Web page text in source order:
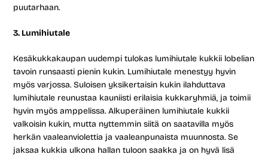
puutarhaan.
3. Lumihiutale
Kesäkukkakaupan uudempi tulokas lumihiutale kukkii lobelian
tavoin runsaasti pienin kukin. Lumihiutale menestyy hyvin
myös varjossa. Suloisen yksikertaisin kukin ilahduttava
lumihiutale reunustaa kauniisti erilaisia kukkaryhmiä, ja toimii
hyvin myös amppelissa. Alkuperäinen lumihiutale kukkii
valkoisin kukin, mutta nyttemmin siitä on saatavilla myös
herkän vaaleanviolettia ja vaaleanpunaista muunnosta. Se
jaksaa kukkia ulkona hallan tuloon saakka ja on hyvä lisä